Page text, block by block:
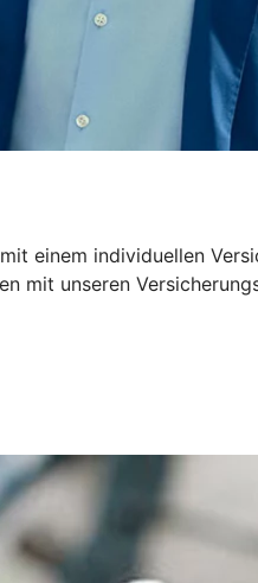
einem individuellen
mit unseren